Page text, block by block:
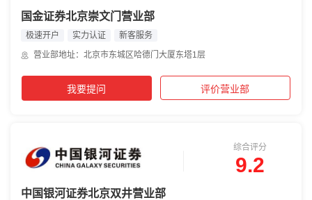
国金证券北京崇文门营业部
极速开户 实力认证
新客服务
营业部地址：北京市东城区哈德门大厦东塔1层
我要提问 评价营业部
综合评分
9.2
中国银河证券北京双井营业部